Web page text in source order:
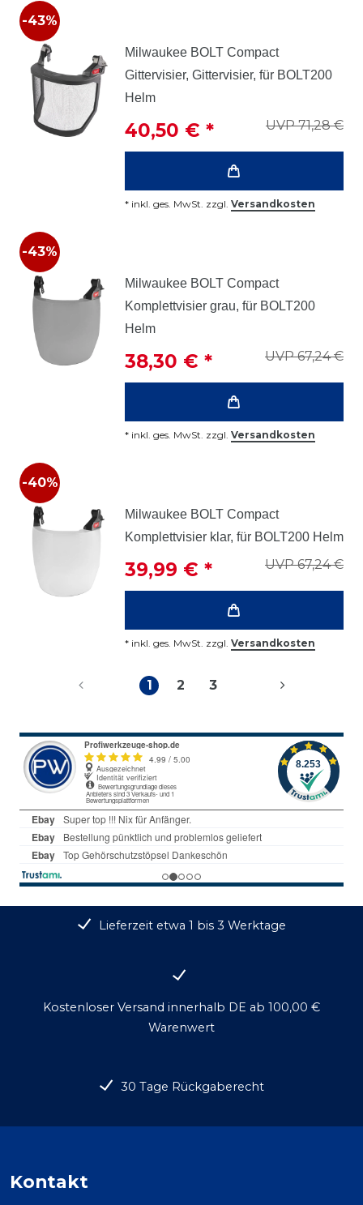
-43%
Milwaukee BOLT Compact
Gittervisier, Gittervisier, für BOLT200
Helm
UVP 71,28 €
40,50 € *
* inkl. ges. MwSt. zzgl. Versandkosten
-43%
Milwaukee BOLT Compact
Komplettvisier grau, für BOLT200
Helm
UVP 67,24 €
38,30 € *
* inkl. ges. MwSt. zzgl. Versandkosten
-40%
Milwaukee BOLT Compact
Komplettvisier klar, für BOLT200 Helm
UVP 67,24 €
39,99 € *
* inkl. ges. MwSt. zzgl. Versandkosten
1 2 3
Lieferzeit etwa 1 bis 3 Werktage
Kostenloser Versand innerhalb DE ab 100,00 €
Warenwert
30 Tage Rückgaberecht
Kontakt